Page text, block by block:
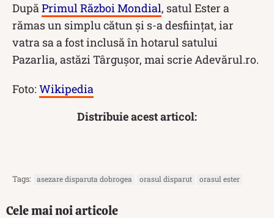
DupăPrimul Război Mondial, satul Ester a
rămas un simplu cătun şi s-a desfiinţat, iar
vatra sa a fost inclusă în hotarul satului
Pazarlia, astăzi Târguşor, mai scrie Adevărul.ro.
Foto: Wikipedia
Distribuie acest articol:
Tags: asezare disparuta dobrogea orasul disparut orasul ester
Cele mai noi articole